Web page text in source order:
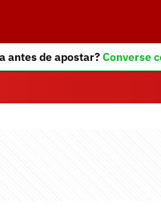
antes de apostar?Converse